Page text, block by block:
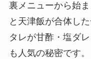
裏メニューから始
と天津飯が合体した
タレが甘酢・塩ダ
も人気の秘密です。